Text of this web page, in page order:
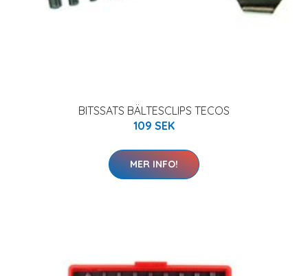
BITSSATS BÄLTESCLIPS TECOS
109 SEK
MER INFO!